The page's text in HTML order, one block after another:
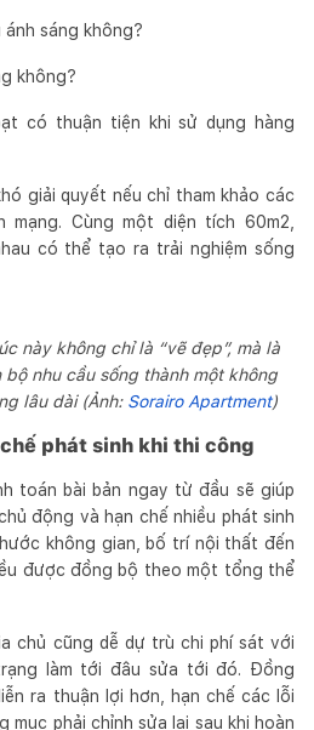
ánh sáng không?
không?
có thuận tiện khi sử dụng hàng
giải quyết nếu chỉ tham khảo các
Cùng một diện tích 60m2,
có thể tạo ra trải nghiệm sống
này không chỉ là “vẽ đẹp”, mà là
nhu cầu sống thành một không
lâu dài (Ảnh: Sorairo Apartment)
phát sinh khi thi công
toán bài bản ngay từ đầu sẽ giúp
động và hạn chế nhiều phát sinh
không gian, bố trí nội thất đến
được đồng bộ theo một tổng thể
chủ cũng dễ dự trù chi phí sát với
làm tới đâu sửa tới đó. Đồng
ra thuận lợi hơn, hạn chế các lỗi
mục phải chỉnh sửa lại sau khi hoàn